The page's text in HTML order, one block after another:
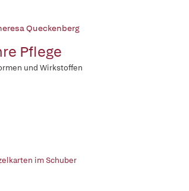
Queckenberg
Pflege
und Wirkstoffen
im Schuber